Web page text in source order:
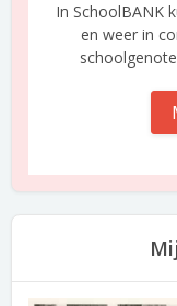
In SchoolBANK
en weer in